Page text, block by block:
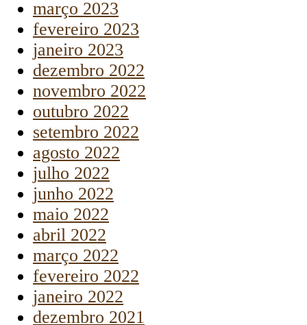
março 2023
fevereiro 2023
janeiro 2023
dezembro 2022
novembro 2022
outubro 2022
setembro 2022
agosto 2022
julho 2022
junho 2022
maio 2022
abril 2022
março 2022
fevereiro 2022
janeiro 2022
dezembro 2021